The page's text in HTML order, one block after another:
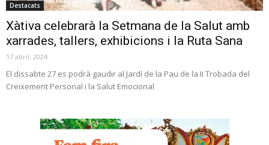
Destacats
Xàtiva celebrarà la Setmana de la Salut amb
xarrades, tallers, exhibicions i la Ruta Sana
17 abril, 2024
El dissabte 27 es podrà gaudir al Jardí de la Pau de la II Trobada del
Creixement Personal i la Salut Emocional